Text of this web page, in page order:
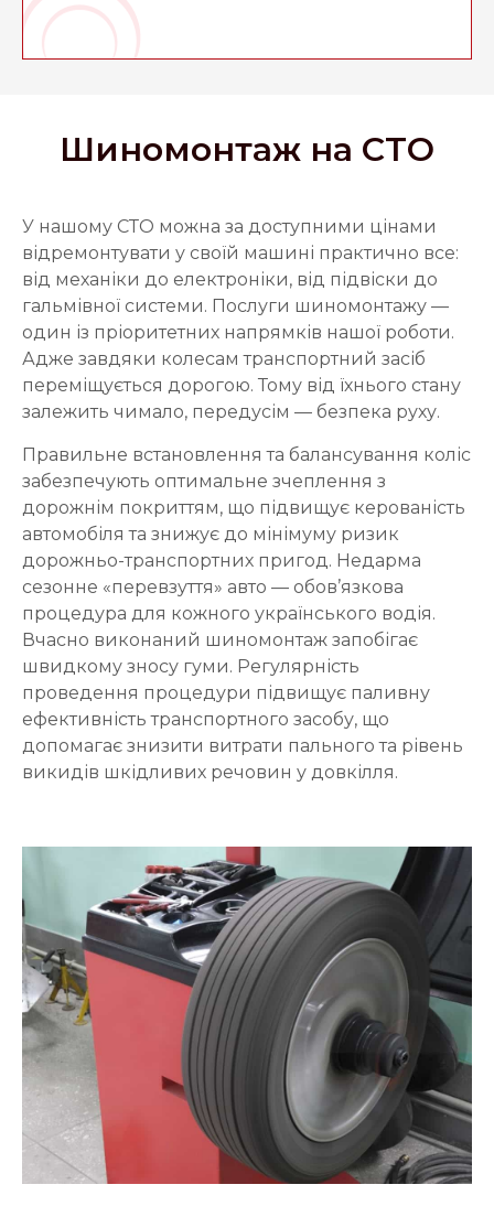
Шиномонтаж на СТО
У нашому СТО можна за доступними цінами
відремонтувати у своїй машині практично все:
від механіки до електроніки, від підвіски до
гальмівної системи. Послуги шиномонтажу —
один із пріоритетних напрямків нашої роботи.
Адже завдяки колесам транспортний засіб
переміщується дорогою. Тому від їхнього стану
залежить чимало, передусім — безпека руху.
Правильне встановлення та балансування коліс
забезпечують оптимальне зчеплення з
дорожнім покриттям, що підвищує керованість
автомобіля та знижує до мінімуму ризик
дорожньо-транспортних пригод. Недарма
сезонне «перевзуття» авто — обов’язкова
процедура для кожного українського водія.
Вчасно виконаний шиномонтаж запобігає
швидкому зносу гуми. Регулярність
проведення процедури підвищує паливну
ефективність транспортного засобу, що
допомагає знизити витрати пального та рівень
викидів шкідливих речовин у довкілля.